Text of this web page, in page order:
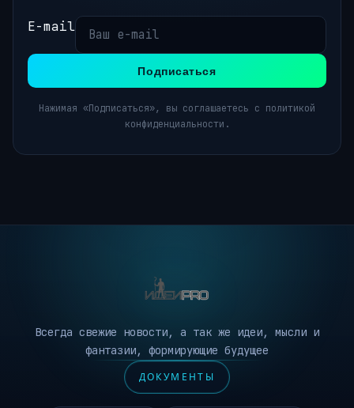
E-mail
Подписаться
Нажимая «Подписаться», вы соглашаетесь с политикой
конфиденциальности.
Всегда свежие новости, а так же идеи, мысли и
фантазии, формирующие будущее
ДОКУМЕНТЫ